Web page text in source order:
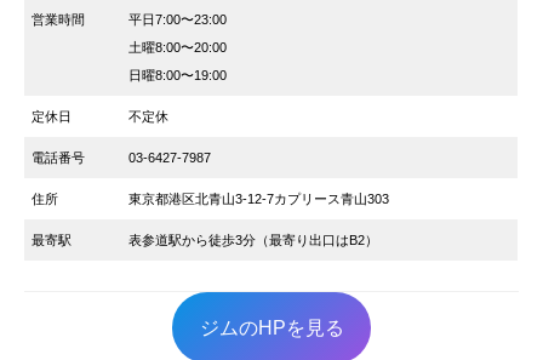
営業時間
平日7:00〜23:00
土曜8:00〜20:00
日曜8:00〜19:00
定休日 不定休
電話番号 03-6427-7987
住所 東京都港区北青山3-12-7カプリース青山303
最寄駅 表参道駅から徒歩3分（最寄り出口はB2）
ジムのHPを見る